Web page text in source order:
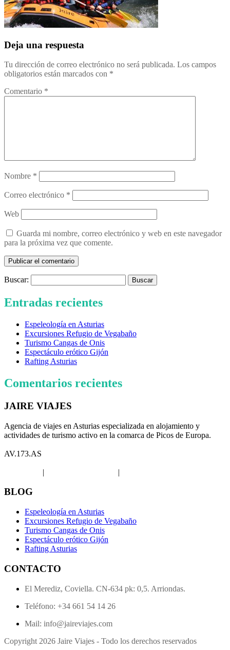
Deja una respuesta
Tu dirección de correo electrónico no será publicada. Los campos
obligatorios están marcados con *
Comentario *
Nombre *
Correo electrónico *
Web
Guarda mi nombre, correo electrónico y web en este navegador
para la próxima vez que comente.
Buscar:
Entradas recientes
Espeleología en Asturias
Excursiones Refugio de Vegabaño
Turismo Cangas de Onis
Espectáculo erótico Gijón
Rafting Asturias
Comentarios recientes
JAIRE VIAJES
Agencia de viajes en Asturias especializada en alojamiento y
actividades de turismo activo en la comarca de Picos de Europa.
AV.173.AS
| |
BLOG
Espeleología en Asturias
Excursiones Refugio de Vegabaño
Turismo Cangas de Onis
Espectáculo erótico Gijón
Rafting Asturias
CONTACTO
El Merediz, Coviella. CN-634 pk: 0,5. Arriondas.
Teléfono: +34 661 54 14 26
Mail: info@jaireviajes.com
Copyright 2026 Jaire Viajes - Todo los derechos reservados